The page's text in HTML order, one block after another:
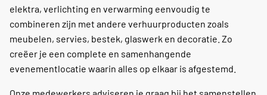
elektra, verlichting en verwarming eenvoudig te
combineren zijn met andere verhuurproducten zoals
meubelen, servies, bestek, glaswerk en decoratie. Zo
creëer je een complete en samenhangende
evenementlocatie waarin alles op elkaar is afgestemd.
Onze medewerkers adviseren je graag bij het samenstellen